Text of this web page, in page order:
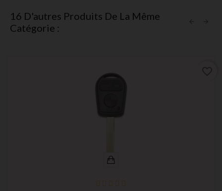
16 D'autres Produits De La Même
Catégorie :